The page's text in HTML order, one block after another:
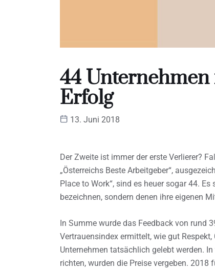
44
Erfolg
13. Juni 2018
Der Zweite ist immer der erste Verlierer?
„Österreichs Beste Arbeitgeber“,
Place to Work“, sind es heuer sogar 44.
bezeichnen, sondern denen ihre eigenen
In Summe wurde das Feedback von rund
Vertrauensindex ermittelt, wie gut
Unternehmen tatsächlich gelebt werden.
richten, wurden die Preise vergeben.